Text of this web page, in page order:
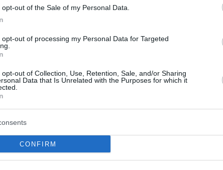
opt-out of the Sale of my Personal Data.
opt-out of processing my Personal Data for Targeted
opt-out of Collection, Use, Retention, Sale, and/or Sharing
Data that Is Unrelated with the Purposes for which it
CONFIRM
Κόσμο
FOOD & DRINK